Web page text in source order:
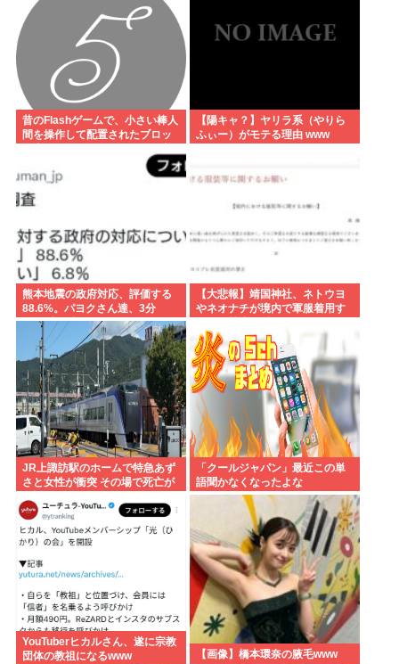
昔のFlashゲームで、小さい棒人
間を操作して配置されたブロッ
【陽キャ？】ヤリラ系（やりら
ふぃー）がモテる理由 www
熊本地震の政府対応、評価する
88.6%。パヨクさん達、3分
BGM歯医者と工作したのに何故
【大悲報】靖国神社、ネトウヨ
やネオナチが境内で軍服着用す
まう
JR上諏訪駅のホームで特急あず
さと女性が衝突 その場で死亡が
「クールジャパン」最近この単
語聞かなくなったよな
YouTuberヒカルさん、遂に宗教
団体の教祖になるwww
【画像】橋本環奈の腋毛www